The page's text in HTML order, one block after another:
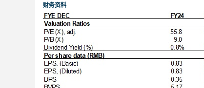
财务资料